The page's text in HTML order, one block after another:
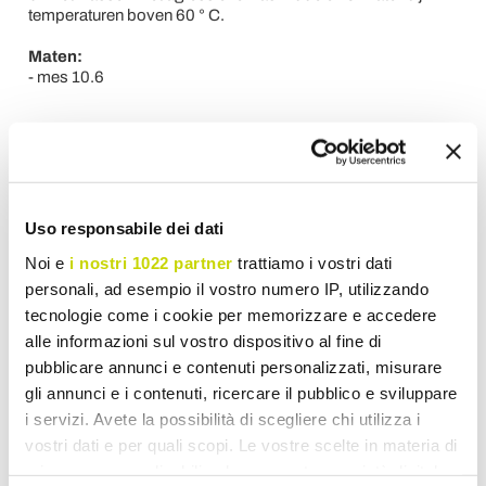
Uso responsabile dei dati
Noi e i nostri 1022 partner trattiamo i vostri dati
personali, ad esempio il vostro numero IP, utilizzando
tecnologie come i cookie per memorizzare e accedere
alle informazioni sul vostro dispositivo al fine di
pubblicare annunci e contenuti personalizzati, misurare
gli annunci e i contenuti, ricercare il pubblico e sviluppare
i servizi. Avete la possibilità di scegliere chi utilizza i
vostri dati e per quali scopi. Le vostre scelte in materia di
temperaturen boven 60 ° C.
Maten:
- mes 10.6
De mening van de klanten
U moet zich aanmelden om te worden in staat om
te schrijven van uw mening.